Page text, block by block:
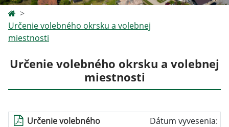
Určenie volebného okrsku a volebnej
miestnosti
Určenie volebného okrsku a volebnej
miestnosti
Určenie volebného
Dátum vyvesenia: